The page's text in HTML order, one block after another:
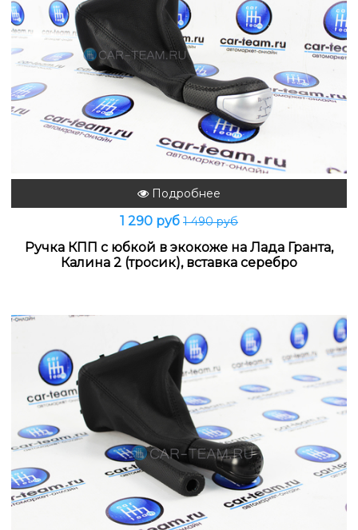
Подробнее
1 290 руб 1 490 руб
Ручка КПП с юбкой в экокоже на Лада Гранта,
Калина 2 (тросик), вставка серебро